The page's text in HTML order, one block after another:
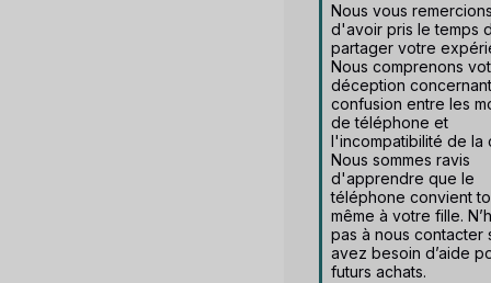
Nous vous
d'avoir pris le temps
partager votre
Nous comprenons
déception
confusion entre les
de téléphone et
l'incompatibilité de la
Nous sommes ravis
d'apprendre que le
téléphone convient
même à votre fille.
pas à nous contacter
avez besoin d’aide
futurs achats.